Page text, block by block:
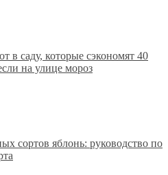
в саду, которые сэкономят 40
на улице мороз
сортов яблонь: руководство по